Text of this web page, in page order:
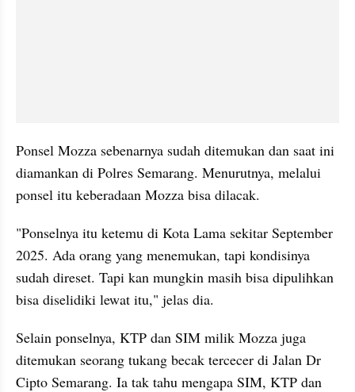
Ponsel Mozza sebenarnya sudah ditemukan dan saat ini
diamankan di Polres Semarang. Menurutnya, melalui
ponsel itu keberadaan Mozza bisa dilacak.
"Ponselnya itu ketemu di Kota Lama sekitar September
2025. Ada orang yang menemukan, tapi kondisinya
sudah direset. Tapi kan mungkin masih bisa dipulihkan
bisa diselidiki lewat itu," jelas dia.
Selain ponselnya, KTP dan SIM milik Mozza juga
ditemukan seorang tukang becak tercecer di Jalan Dr
Cipto Semarang. Ia tak tahu mengapa SIM, KTP dan